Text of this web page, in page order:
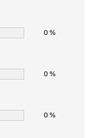
0 %
0 %
0 %